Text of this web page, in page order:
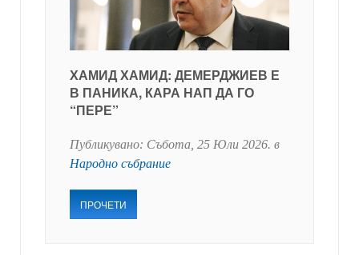
ХАМИД ХАМИД: ДЕМЕРДЖИЕВ Е
В ПАНИКА, КАРА НАП ДА ГО
“ПЕРЕ”
Публикувано: Събота, 25 Юли 2026. в
Народно събрание
ПРОЧЕТИ